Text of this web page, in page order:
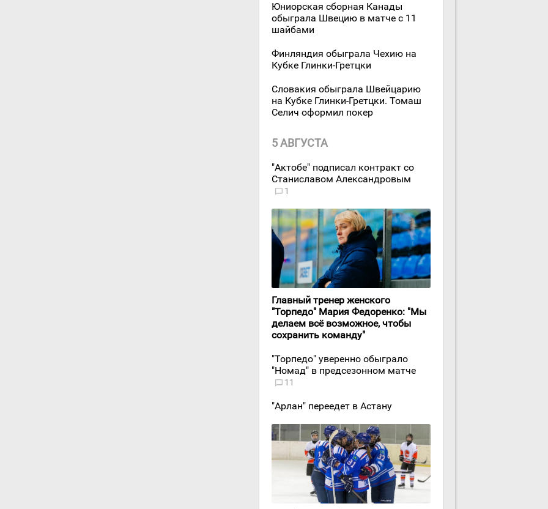
Юниорская сборная Канады
обыграла Швецию в матче с 11
шайбами
Финляндия обыграла Чехию на
Кубке Глинки-Гретцки
Словакия обыграла Швейцарию
на Кубке Глинки-Гретцки. Томаш
Селич оформил покер
5 АВГУСТА
"Актобе" подписал контракт со
Станиславом Александровым
1
Главный тренер женского
"Торпедо" Мария Федоренко: "Мы
делаем всё возможное, чтобы
сохранить команду"
"Торпедо" уверенно обыграло
"Номад" в предсезонном матче
11
"Арлан" переедет в Астану